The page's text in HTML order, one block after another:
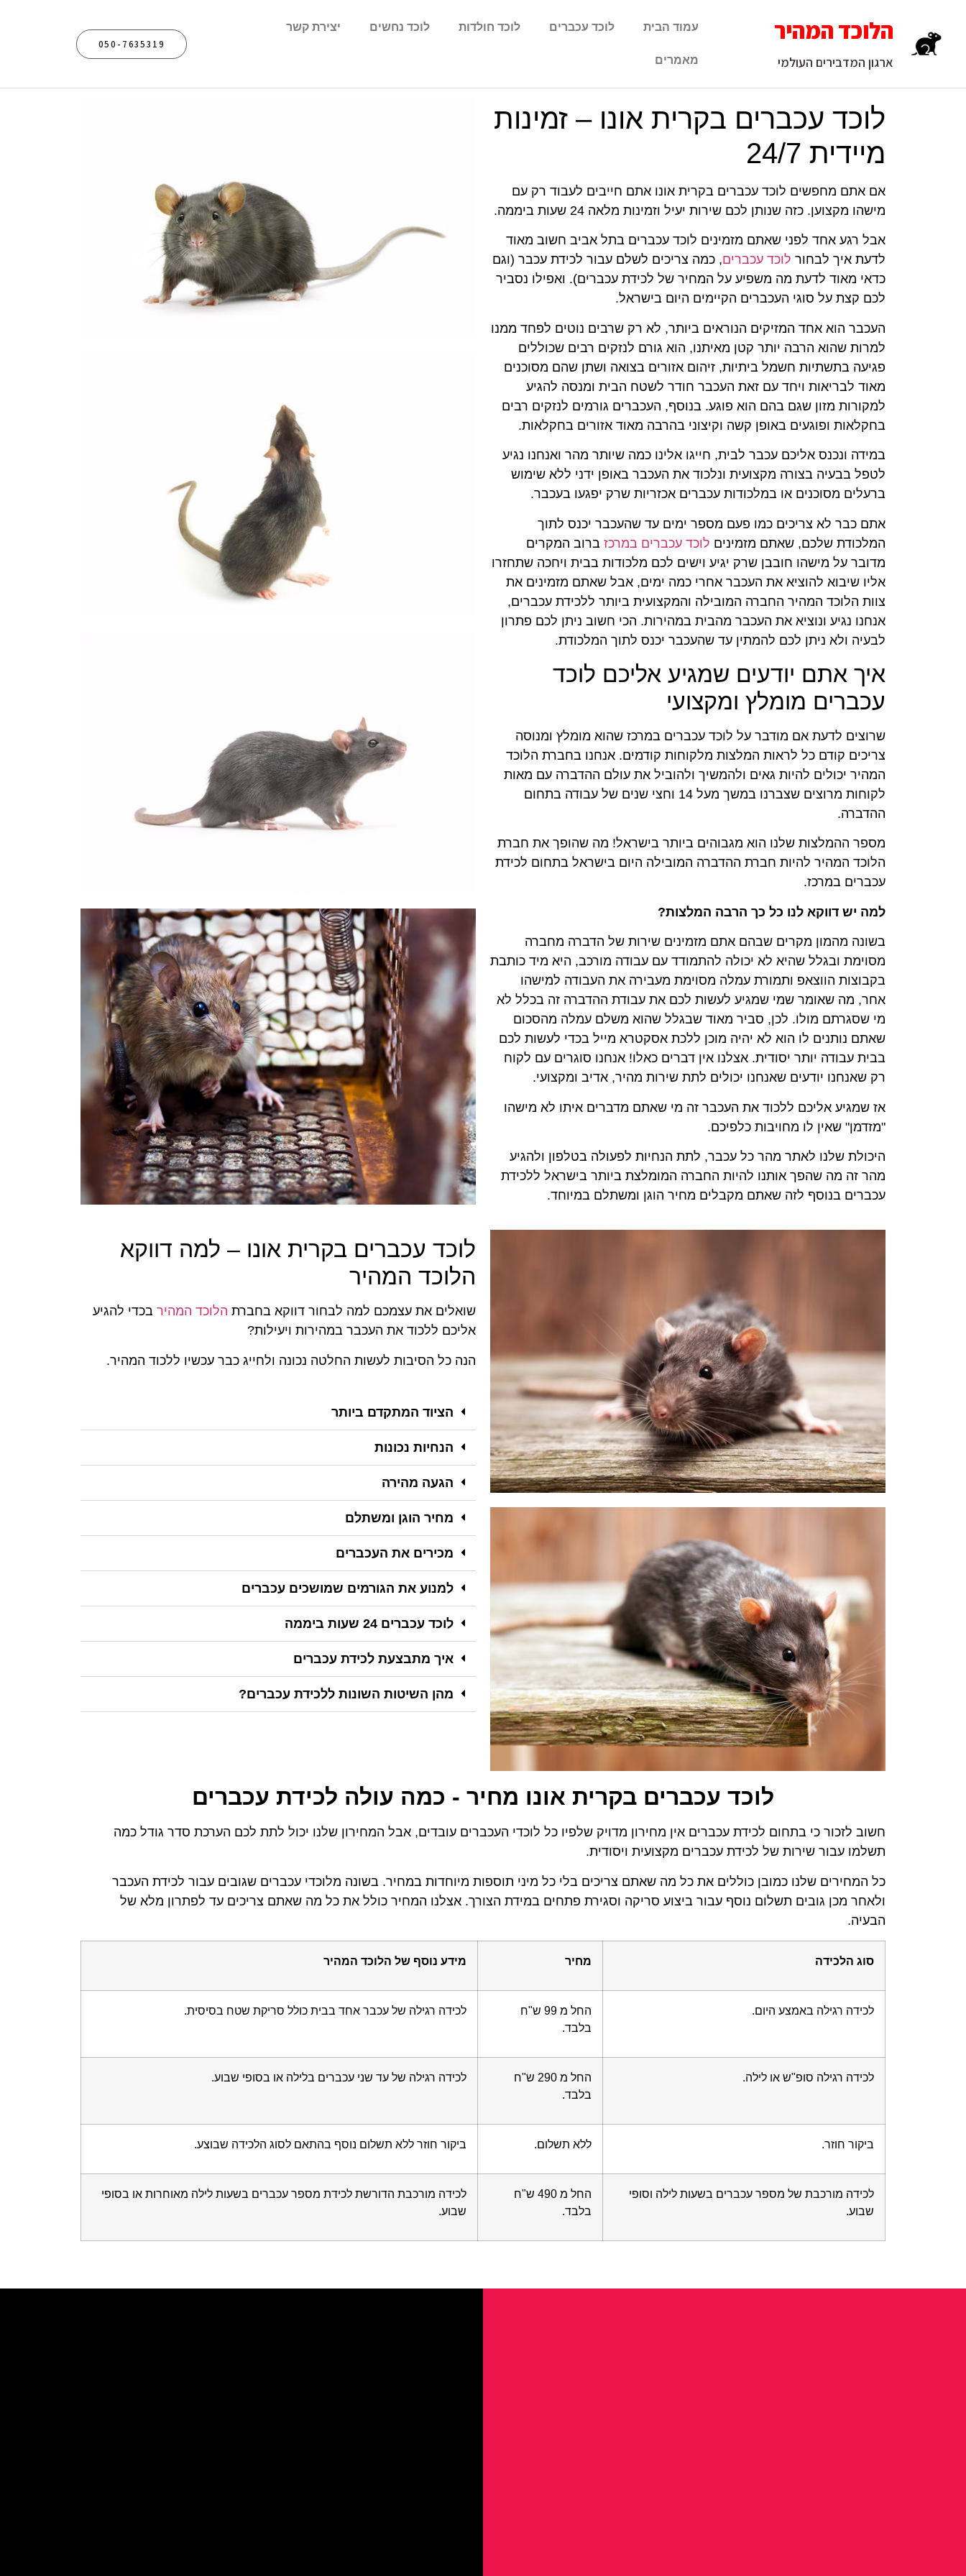
הלוכד המהיר
ארגון המדבירים העולמי
עמוד הבית לוכד עכברים לוכד חולדות לוכד נחשים יצירת קשר
מאמרים
050-7635319
לוכד עכברים בקרית אונו – זמינות
מיידית 24/7
אם אתם מחפשים לוכד עכברים בקרית אונו אתם חייבים לעבוד רק עם
מישהו מקצוען. כזה שנותן לכם שירות יעיל וזמינות מלאה 24 שעות ביממה.
אבל רגע אחד לפני שאתם מזמינים לוכד עכברים בתל אביב חשוב מאוד
לדעת איך לבחור לוכד עכברים, כמה צריכים לשלם עבור לכידת עכבר (וגם
כדאי מאוד לדעת מה משפיע על המחיר של לכידת עכברים). ואפילו נסביר
לכם קצת על סוגי העכברים הקיימים היום בישראל.
העכבר הוא אחד המזיקים הנוראים ביותר, לא רק שרבים נוטים לפחד ממנו
למרות שהוא הרבה יותר קטן מאיתנו, הוא גורם לנזקים רבים שכוללים
פגיעה בתשתיות חשמל ביתיות, זיהום אזורים בצואה ושתן שהם מסוכנים
מאוד לבריאות ויחד עם זאת העכבר חודר לשטח הבית ומנסה להגיע
למקורות מזון שגם בהם הוא פוגע. בנוסף, העכברים גורמים לנזקים רבים
בחקלאות ופוגעים באופן קשה וקיצוני בהרבה מאוד אזורים בחקלאות.
במידה ונכנס אליכם עכבר לבית, חייגו אלינו כמה שיותר מהר ואנחנו נגיע
לטפל בבעיה בצורה מקצועית ונלכוד את העכבר באופן ידני ללא שימוש
ברעלים מסוכנים או במלכודות עכברים אכזריות שרק יפגעו בעכבר.
אתם כבר לא צריכים כמו פעם מספר ימים עד שהעכבר יכנס לתוך
המלכודת שלכם, שאתם מזמינים לוכד עכברים במרכז ברוב המקרים
מדובר על מישהו חובבן שרק יגיע וישים לכם מלכודות בבית ויחכה שתחזרו
אליו שיבוא להוציא את העכבר אחרי כמה ימים, אבל שאתם מזמינים את
צוות הלוכד המהיר החברה המובילה והמקצועית ביותר ללכידת עכברים,
אנחנו נגיע ונוציא את העכבר מהבית במהירות. הכי חשוב ניתן לכם פתרון
לבעיה ולא ניתן לכם להמתין עד שהעכבר יכנס לתוך המלכודת.
איך אתם יודעים שמגיע אליכם לוכד
עכברים מומלץ ומקצועי
שרוצים לדעת אם מודבר על לוכד עכברים במרכז שהוא מומלץ ומנוסה
צריכים קודם כל לראות המלצות מלקוחות קודמים. אנחנו בחברת הלוכד
המהיר יכולים להיות גאים ולהמשיך ולהוביל את עולם ההדברה עם מאות
לקוחות מרוצים שצברנו במשך מעל 14 וחצי שנים של עבודה בתחום
ההדברה.
מספר ההמלצות שלנו הוא מגבוהים ביותר בישראל! מה שהופך את חברת
הלוכד המהיר להיות חברת ההדברה המובילה היום בישראל בתחום לכידת
עכברים במרכז.
למה יש דווקא לנו כל כך הרבה המלצות?
בשונה מהמון מקרים שבהם אתם מזמינים שירות של הדברה מחברה
מסוימת ובגלל שהיא לא יכולה להתמודד עם עבודה מורכב, היא מיד כותבת
בקבוצות הווצאפ ותמורת עמלה מסוימת מעבירה את העבודה למישהו
אחר, מה שאומר שמי שמגיע לעשות לכם את עבודת ההדברה זה בכלל לא
מי שסגרתם מולו. לכן, סביר מאוד שבגלל שהוא משלם עמלה מהסכום
שאתם נותנים לו הוא לא יהיה מוכן ללכת אסקטרא מייל בכדי לעשות לכם
בבית עבודה יותר יסודית. אצלנו אין דברים כאלו! אנחנו סוגרים עם לקוח
רק שאנחנו יודעים שאנחנו יכולים לתת שירות מהיר, אדיב ומקצועי.
אז שמגיע אליכם ללכוד את העכבר זה מי שאתם מדברים איתו לא מישהו
"מזדמן" שאין לו מחויבות כלפיכם.
היכולת שלנו לאתר מהר כל עכבר, לתת הנחיות לפעולה בטלפון ולהגיע
מהר זה מה שהפך אותנו להיות החברה המומלצת ביותר בישראל ללכידת
עכברים בנוסף לזה שאתם מקבלים מחיר הוגן ומשתלם במיוחד.
לוכד עכברים בקרית אונו – למה דווקא
הלוכד המהיר
שואלים את עצמכם למה לבחור דווקא בחברת הלוכד המהיר בכדי להגיע
אליכם ללכוד את העכבר במהירות ויעילות?
הנה כל הסיבות לעשות החלטה נכונה ולחייג כבר עכשיו ללכוד המהיר.
הציוד המתקדם ביותר
הנחיות נכונות
הגעה מהירה
מחיר הוגן ומשתלם
מכירים את העכברים
למנוע את הגורמים שמושכים עכברים
לוכד עכברים 24 שעות ביממה
איך מתבצעת לכידת עכברים
מהן השיטות השונות ללכידת עכברים?
לוכד עכברים בקרית אונו מחיר - כמה עולה לכידת עכברים
חשוב לזכור כי בתחום לכידת עכברים אין מחירון מדויק שלפיו כל לוכדי העכברים עובדים, אבל המחירון שלנו יכול לתת לכם הערכת סדר גודל כמה
תשלמו עבור שירות של לכידת עכברים מקצועית ויסודית.
כל המחירים שלנו כמובן כוללים את כל מה שאתם צריכים בלי כל מיני תוספות מיוחדות במחיר. בשונה מלוכדי עכברים שגובים עבור לכידת העכבר
ולאחר מכן גובים תשלום נוסף עבור ביצוע סריקה וסגירת פתחים במידת הצורך. אצלנו המחיר כולל את כל מה שאתם צריכים עד לפתרון מלא של
הבעיה.
סוג הלכידה מחיר מידע נוסף של הלוכד המהיר
לכידה רגילה באמצע היום.
החל מ 99 ש"ח
בלבד.
לכידה רגילה של עכבר אחד בבית כולל סריקת שטח בסיסית.
לכידה רגילה סופ"ש או לילה.
החל מ 290 ש"ח
בלבד.
לכידה רגילה של עד שני עכברים בלילה או בסופי שבוע.
ביקור חוזר. ללא תשלום. ביקור חוזר ללא תשלום נוסף בהתאם לסוג הלכידה שבוצע.
לכידה מורכבת של מספר עכברים בשעות לילה וסופי
שבוע.
החל מ 490 ש"ח
בלבד.
לכידה מורכבת הדורשת לכידת מספר עכברים בשעות לילה מאוחרות או בסופי
שבוע.